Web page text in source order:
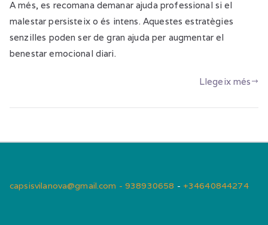
A més, es recomana demanar ajuda professional si el
malestar persisteix o és intens. Aquestes estratègies
senzilles poden ser de gran ajuda per augmentar el
benestar emocional diari.
Llegeix més
capsisvilanova@gmail.com - 938930658 - +34640844274